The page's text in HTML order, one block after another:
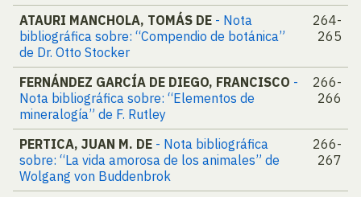
ATAURI MANCHOLA, TOMÁS DE - Nota
bibliográfica sobre: “Compendio de botánica”
de Dr. Otto Stocker
264-
265
FERNÁNDEZ GARCÍA DE DIEGO, FRANCISCO -
Nota bibliográfica sobre: “Elementos de
mineralogía” de F. Rutley
266-
266
PERTICA, JUAN M. DE - Nota bibliográfica
sobre: “La vida amorosa de los animales” de
Wolgang von Buddenbrok
266-
267